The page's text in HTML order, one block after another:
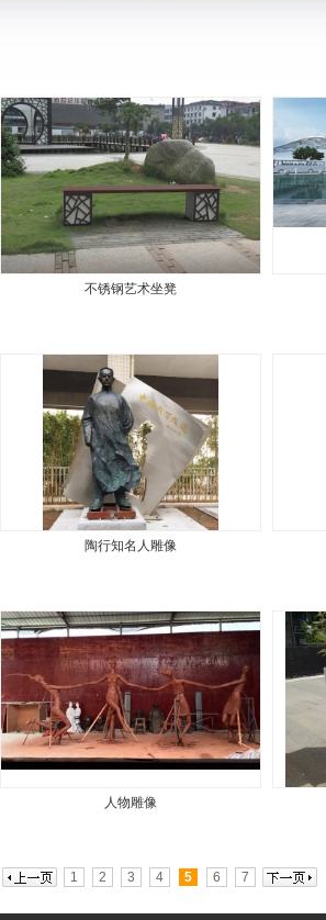
不锈钢艺术坐凳
陶行知名人雕像
人物雕像
1 2 3 4 5 6 7